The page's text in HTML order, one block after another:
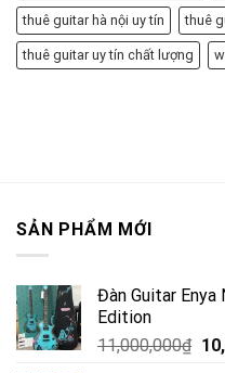
thuê guitar hà nội uy tín thuê
thuê guitar uy tín chất lượng
SẢN PHẨM MỚI
Đàn Guitar Enya
Edition
11,000,000₫